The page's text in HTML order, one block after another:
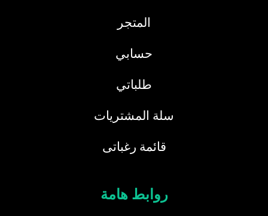
المتجر
حسابي
طلباتي
سلة المشتريات
قائمة رغباتى
روابط هامة